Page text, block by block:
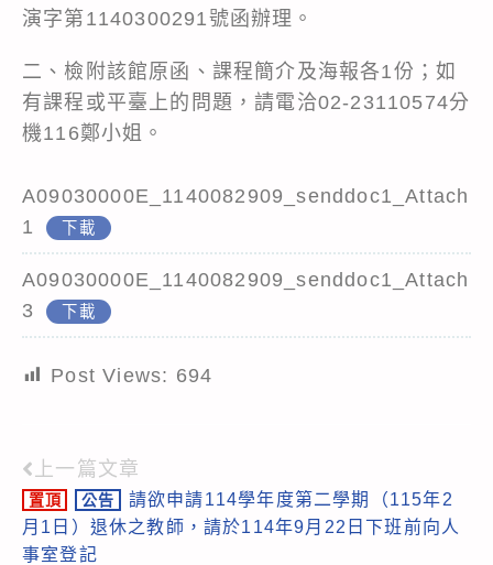
演字第1140300291號函辦理。
二、檢附該館原函、課程簡介及海報各1份；如
有課程或平臺上的問題，請電洽02-23110574分
機116鄭小姐。
A09030000E_1140082909_senddoc1_Attach
1
下載
A09030000E_1140082909_senddoc1_Attach
3
下載
Post Views: 694
Read
more
articles
上一篇文章
置頂 公告
請欲申請114學年度第二學期（115年2
月1日）退休之教師，請於114年9月22日下班前向人
事室登記